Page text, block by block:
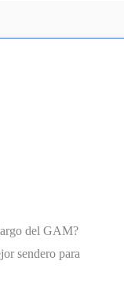
del GAM?
sendero para